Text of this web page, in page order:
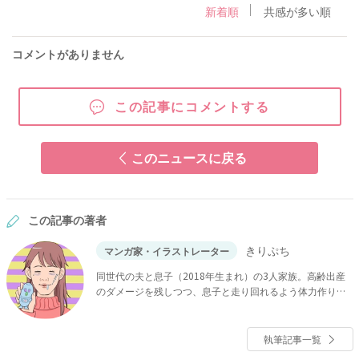
新着順 共感が多い順
コメントがありません
この記事にコメントする
このニュースに戻る
この記事の著者
マンガ家・イラストレーター きりぷち
同世代の夫と息子（2018年生まれ）の3人家族。高齢出産
のダメージを残しつつ、息子と走り回れるよう体力作りに
執筆記事一覧